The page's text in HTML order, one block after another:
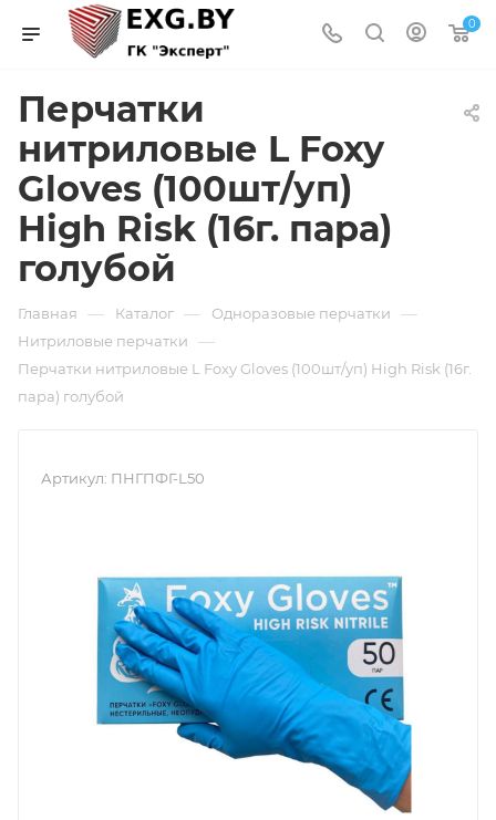
0
Перчатки
нитриловые L Foxy
Gloves (100шт/уп)
High Risk (16г. пара)
голубой
Главная — Каталог — Одноразовые перчатки —
Нитриловые перчатки —
Перчатки нитриловые L Foxy Gloves (100шт/уп) High Risk (16г.
пара) голубой
Артикул: ПНГПФГ-L50